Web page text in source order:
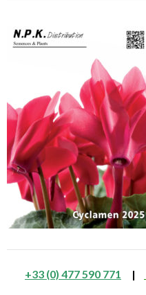
+33 (0) 477 590 771 |